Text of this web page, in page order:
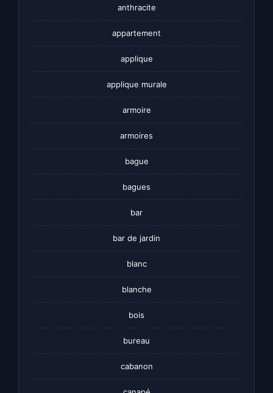
anthracite
appartement
applique
applique murale
armoire
armoires
bague
bagues
bar
bar de jardin
blanc
blanche
bois
bureau
cabanon